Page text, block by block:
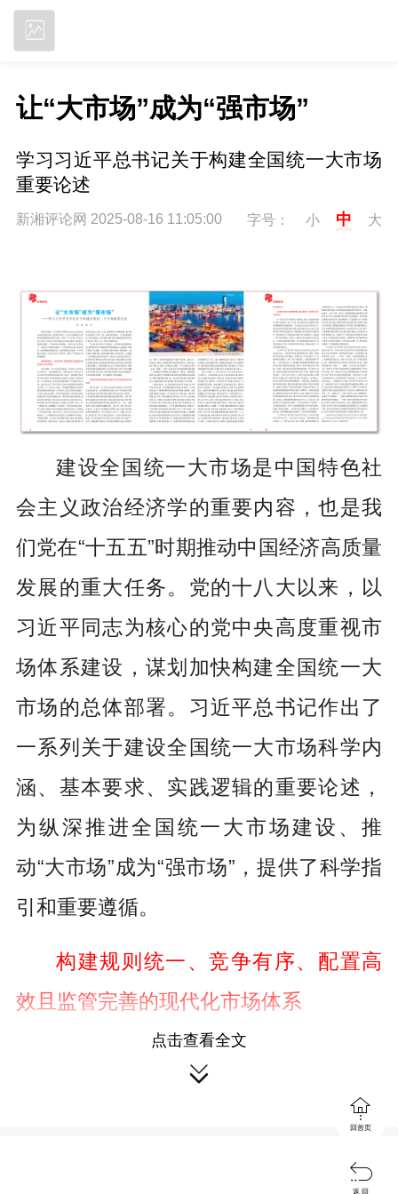
让“大市场”成为“强市场”
学习习近平总书记关于构建全国统一大市场
重要论述
新湘评论网 2025-08-16 11:05:00 字号： 小 中 大
建设全国统一大市场是中国特色社
会主义政治经济学的重要内容，也是我
们党在“十五五”时期推动中国经济高质量
发展的重大任务。党的十八大以来，以
习近平同志为核心的党中央高度重视市
场体系建设，谋划加快构建全国统一大
市场的总体部署。习近平总书记作出了
一系列关于建设全国统一大市场科学内
涵、基本要求、实践逻辑的重要论述，
为纵深推进全国统一大市场建设、推
动“大市场”成为“强市场”，提供了科学指
引和重要遵循。
构建规则统一、竞争有序、配置高
效且监管完善的现代化市场体系
关于构建一个什么样的全国统一大
市场，习近平总书记发表了一系列重要
论述。2020年8月，习近平总书记在经济
社会领域专家座谈会上指出：“要加强产
点击查看全文


回首页

返 回